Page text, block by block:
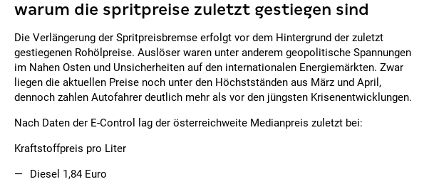
warum die spritpreise zuletzt gestiegen sind
Die Verlängerung der Spritpreisbremse erfolgt vor dem Hintergrund der zuletzt
gestiegenen Rohölpreise. Auslöser waren unter anderem geopolitische Spannungen
im Nahen Osten und Unsicherheiten auf den internationalen Energiemärkten. Zwar
liegen die aktuellen Preise noch unter den Höchstständen aus März und April,
dennoch zahlen Autofahrer deutlich mehr als vor den jüngsten Krisenentwicklungen.
Nach Daten der E-Control lag der österreichweite Medianpreis zuletzt bei:
Kraftstoffpreis pro Liter
Diesel 1,84 Euro